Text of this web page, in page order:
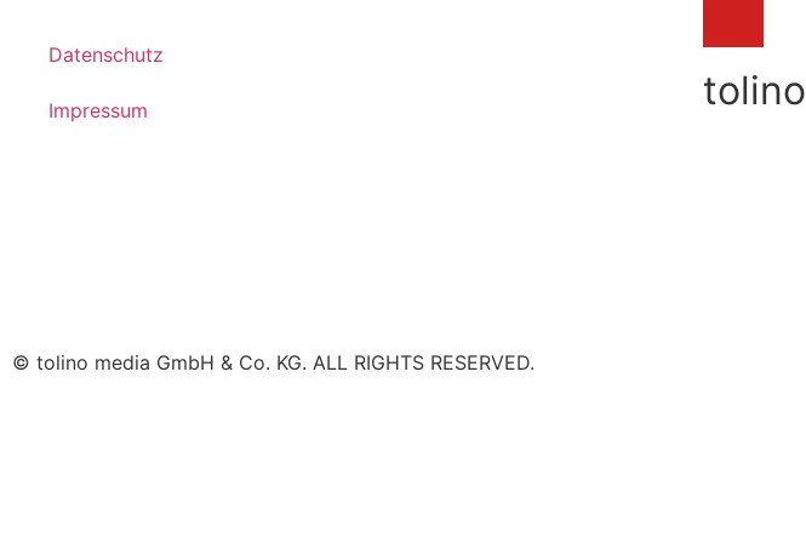
Datenschutz
Impressum
© tolino media GmbH & Co. KG. ALL RIGHTS RESERVED.